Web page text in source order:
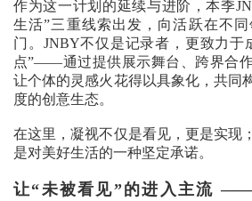
作为这一计划的延续与进阶，本季
生活”三重线索出发，向活跃在不
门。JNBY不仅是记录者，更致力于
点”——通过提供展示舞台、跨界合作
让个体的灵感火花得以具象化，共同
度的创意生态。
在这里，凝视不仅是看见，更是实现
是对美好生活的一种坚定承诺。
让“未被看见”的进入主流 ——